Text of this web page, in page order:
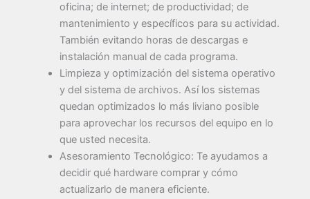
oficina; de internet; de productividad; de
mantenimiento y específicos para su actividad.
También evitando horas de descargas e
instalación manual de cada programa.
Limpieza y optimización del sistema operativo
y del sistema de archivos. Así los sistemas
quedan optimizados lo más liviano posible
para aprovechar los recursos del equipo en lo
que usted necesita.
Asesoramiento Tecnológico: Te ayudamos a
decidir qué hardware comprar y cómo
actualizarlo de manera eficiente.